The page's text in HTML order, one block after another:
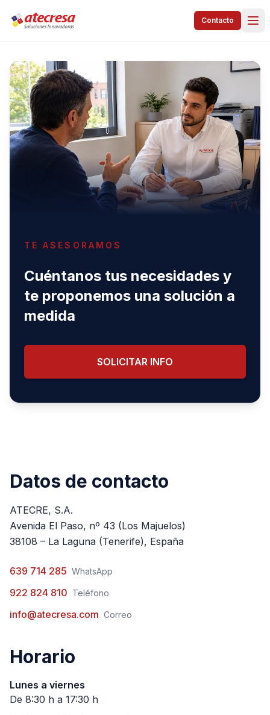
Contacto
TE ASESORAMOS
Cuéntanos tus necesidades y
te proponemos una solución a
medida
SOLICITAR INFO
Datos de contacto
ATECRE, S.A.
Avenida El Paso, nº 43 (Los Majuelos)
38108 – La Laguna (Tenerife), España
639 714 285 WhatsApp
922 824 810 Teléfono
info@atecresa.com Correo
Horario
Lunes a viernes
De 8:30 h a 17:30 h